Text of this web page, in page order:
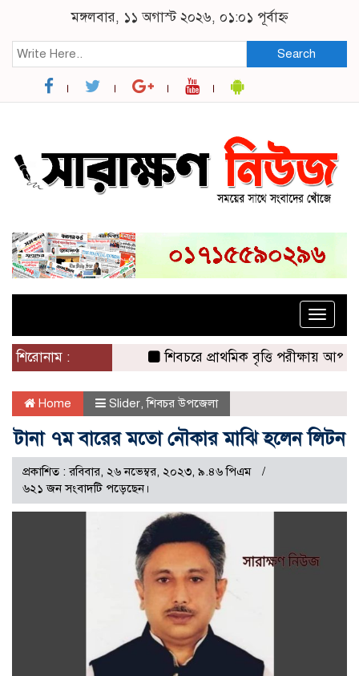
মঙ্গলবার, ১১ অগাস্ট ২০২৬, ০১:০১ পূর্বাহ্ন
Search
Toggle
শিরোনাম :
শিবচরে প্রাথমিক বৃত্তি পরীক্ষায় আপন দুই
Home Slider,শিবচর উপজেলা
টানা ৭ম বারের মতো নৌকার মাঝি হলেন লিটন
প্রকাশিত : রবিবার, ২৬ নভেম্বর, ২০২৩, ৯.৪৬ পিএম
৬২১ জন সংবাদটি পড়েছেন।